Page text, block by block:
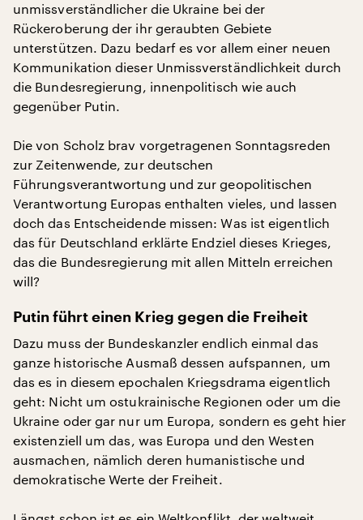
unmissverständlicher die Ukraine bei der
Rückeroberung der ihr geraubten Gebiete
unterstützen. Dazu bedarf es vor allem einer neuen
Kommunikation dieser Unmissverständlichkeit durch
die Bundesregierung, innenpolitisch wie auch
gegenüber Putin.
Die von Scholz brav vorgetragenen Sonntagsreden
zur Zeitenwende, zur deutschen
Führungsverantwortung und zur geopolitischen
Verantwortung Europas enthalten vieles, und lassen
doch das Entscheidende missen: Was ist eigentlich
das für Deutschland erklärte Endziel dieses Krieges,
das die Bundesregierung mit allen Mitteln erreichen
will?
Putin führt einen Krieg gegen die Freiheit
Dazu muss der Bundeskanzler endlich einmal das
ganze historische Ausmaß dessen aufspannen, um
das es in diesem epochalen Kriegsdrama eigentlich
geht: Nicht um ostukrainische Regionen oder um die
Ukraine oder gar nur um Europa, sondern es geht hier
existenziell um das, was Europa und den Westen
ausmachen, nämlich deren humanistische und
demokratische Werte der Freiheit.